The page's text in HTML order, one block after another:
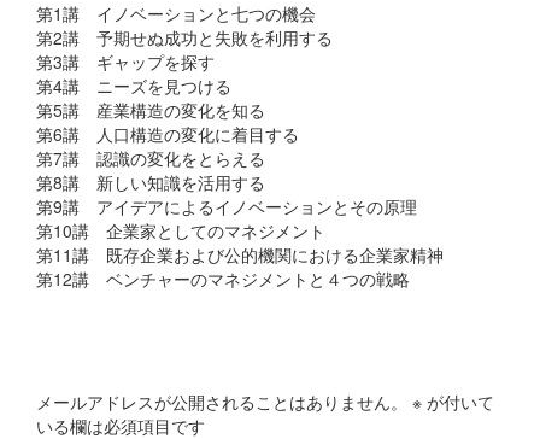
第1講 イノベーションと七つの機会
第2講 予期せぬ成功と失敗を利用する
第3講 ギャップを探す
第4講 ニーズを見つける
第5講 産業構造の変化を知る
第6講 人口構造の変化に着目する
第7講 認識の変化をとらえる
第8講 新しい知識を活用する
第9講 アイデアによるイノベーションとその原理
第10講 企業家としてのマネジメント
第11講 既存企業および公的機関における企業家精神
第12講 ベンチャーのマネジメントと４つの戦略
メールアドレスが公開されることはありません。 ※ が付いて
いる欄は必須項目です